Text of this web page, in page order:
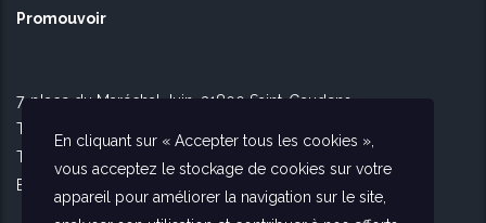
Promouvoir
7, place du Maréchal Juin, 31800 Saint-Gaudens
Tél Toulouse : 09 51 90 16 56
Tél Saint Gaudens : 09 73 56 26 02
E-mail :
En cliquant sur « Accepter tous les cookies »,
vous acceptez le stockage de cookies sur votre
appareil pour améliorer la navigation sur le site,